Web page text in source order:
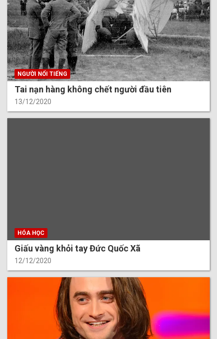
NGƯỜI NỔI TIẾNG
Tai nạn hàng không chết người đầu tiên
13/12/2020
HÓA HỌC
Giấu vàng khỏi tay Đức Quốc Xã
12/12/2020